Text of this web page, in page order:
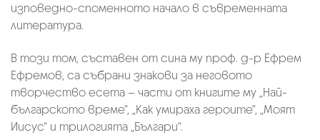
изповедно-споменното начало в съвременната
литература.
В този том, съставен от сина му проф. д-р Ефрем
Ефремов, са събрани знакови за неговото
творчество есета – части от книгите му „Най-
българското време“, „Как умираха героите“, „Моят
Иисус“ и трилогията „Българи“.